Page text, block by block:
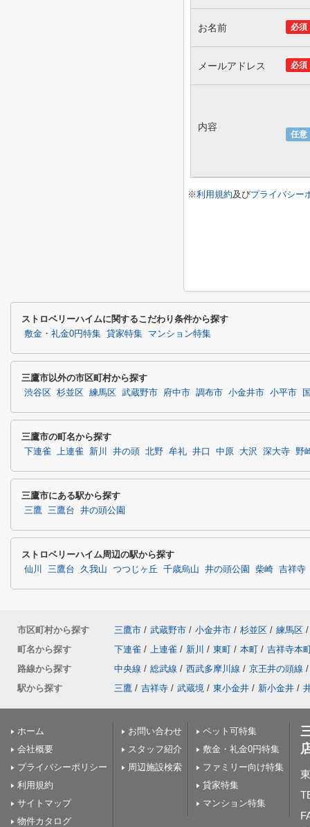
必須
お名前
必須
メールアドレス
任意
内容
※利用規約及びプライバシー
ストロベリーハイムに関するこだわり条件から探す
敷金・礼金0円特集 貸家特集 マンション特集
三鷹市以外の市区町村から探す
渋谷区 杉並区 練馬区 武蔵野市 府中市 調布市 小金井市 小平市
三鷹市の町名から探す
下連雀 上連雀 新川 井の頭 北野 牟礼 井口 中原 大沢 深大寺 野
三鷹市にある駅から探す
三鷹 三鷹台 井の頭公園
ストロベリーハイム周辺の駅から探す
仙川 三鷹台 久我山 つつじヶ丘 千歳烏山 井の頭公園 柴崎 吉祥寺
市区町村から探す 三鷹市 / 武蔵野市 / 小金井市 / 杉並区 / 練馬区 /
町名から探す
下連雀 / 上連雀 / 新川 / 東町 / 本町 / 吉祥寺本
路線から探す
中央線 / 総武線 / 西武多摩川線 / 京王井の頭線 /
駅から探す
三鷹 / 吉祥寺 / 武蔵境 / 東小金井 / 新小金井 /
ホーム
会社概要
プライバシーポリシー
利用規約
サイトマップ
物件カタログ
お問い合わせ
スタッフ紹介
周辺施設検索
ペット可特集
敷金・礼金0円特集
ファミリー向け特集
貸家特集
マンション特集